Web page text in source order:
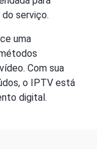
serviço.
uma
Com sua
o IPTV está
digital.